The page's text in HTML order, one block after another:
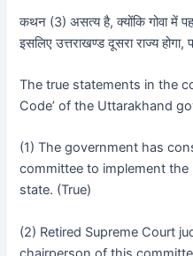
कथन (3) असत्य है, क्योंकि गोवा में
इसलिए उत्तराखण्ड दूसरा राज्य होगा,
The true statements in the
Code’ of the Uttarakhand
(1) The government has
committee to implement
state. (True)
(2) Retired Supreme Court